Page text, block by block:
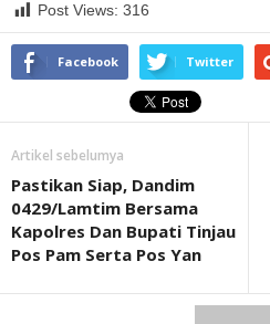
Post Views: 316
Facebook Twitter
Artikel sebelumya
Pastikan Siap, Dandim
0429/Lamtim Bersama
Kapolres Dan Bupati Tinjau
Pos Pam Serta Pos Yan